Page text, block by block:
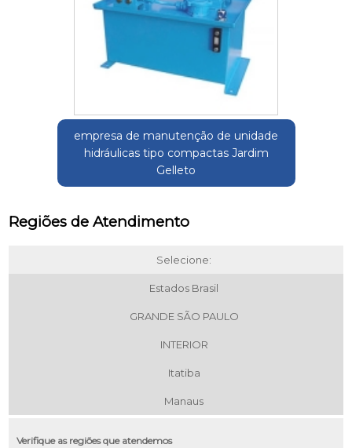
empresa de manutenção de unidade
hidráulicas tipo compactas Jardim
Gelleto
Regiões de Atendimento
Selecione:
Estados Brasil
GRANDE SÃO PAULO
INTERIOR
Itatiba
Manaus
Verifique as regiões que atendemos